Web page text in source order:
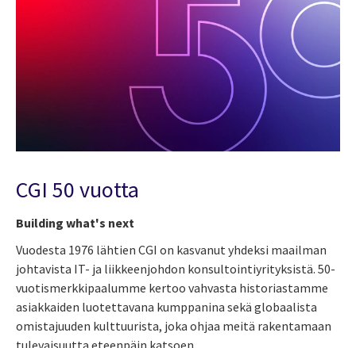
CGI 50 vuotta
Building what's next
Vuodesta 1976 lähtien CGI on kasvanut yhdeksi maailman
johtavista IT- ja liikkeenjohdon konsultointiyrityksistä. 50-
vuotismerkkipaalumme kertoo vahvasta historiastamme
asiakkaiden luotettavana kumppanina sekä globaalista
omistajuuden kulttuurista, joka ohjaa meitä rakentamaan
tulevaisuutta eteenpäin katsoen.